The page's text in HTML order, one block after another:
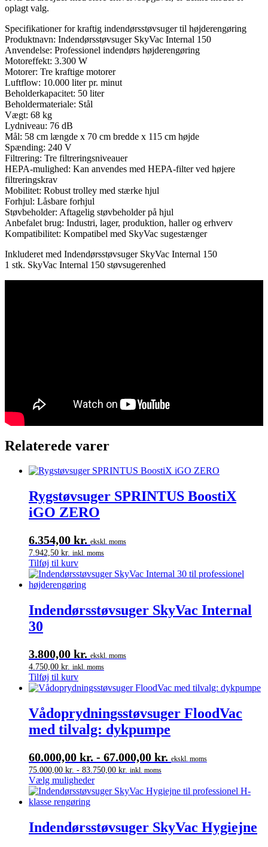
oplagt valg.
Specifikationer for kraftig indendørsstøvsuger til højderengøring
Produktnavn: Indendørsstøvsuger SkyVac Internal 150
Anvendelse: Professionel indendørs højderengøring
Motoreffekt: 3.300 W
Motorer: Tre kraftige motorer
Luftflow: 10.000 liter pr. minut
Beholderkapacitet: 50 liter
Beholdermateriale: Stål
Vægt: 68 kg
Lydniveau: 76 dB
Mål: 58 cm længde x 70 cm bredde x 115 cm højde
Spænding: 240 V
Filtrering: Tre filtreringsniveauer
HEPA-mulighed: Kan anvendes med HEPA-filter ved højere
filtreringskrav
Mobilitet: Robust trolley med stærke hjul
Forhjul: Låsbare forhjul
Støvbeholder: Aftagelig støvbeholder på hjul
Anbefalet brug: Industri, lager, produktion, haller og erhverv
Kompatibilitet: Kompatibel med SkyVac sugestænger
Inkluderet med Indendørsstøvsuger SkyVac Internal 150
1 stk. SkyVac Internal 150 støvsugerenhed
Relaterede varer
Rygstøvsuger SPRINTUS BoostiX
iGO ZERO
6.354,00 kr. ekskl. moms
7.942,50 kr. inkl. moms
Tilføj til kurv
Indendørsstøvsuger SkyVac Internal
30
3.800,00 kr. ekskl. moms
4.750,00 kr. inkl. moms
Tilføj til kurv
Vådoprydningsstøvsuger FloodVac
med tilvalg: dykpumpe
60.000,00 kr. - 67.000,00 kr. ekskl. moms
75.000,00 kr. - 83.750,00 kr. inkl. moms
Vælg mulighederDette
vare
varianter.
Mulighederne
Indendørsstøvsuger SkyVac Hygiejne